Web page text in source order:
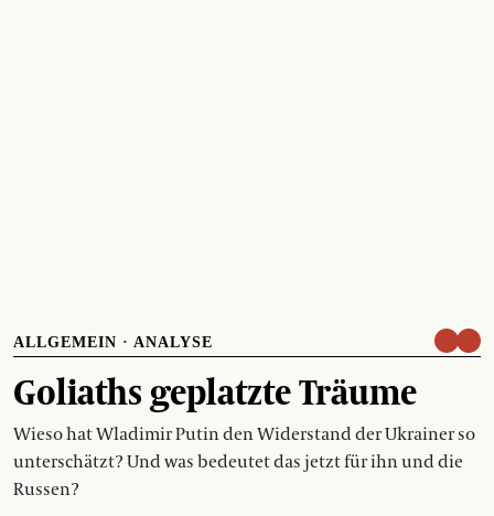
ALLGEMEIN · ANALYSE
Goliaths geplatzte Träume
Wieso hat Wladimir Putin den Widerstand der Ukrainer so
unterschätzt? Und was bedeutet das jetzt für ihn und die
Russen?